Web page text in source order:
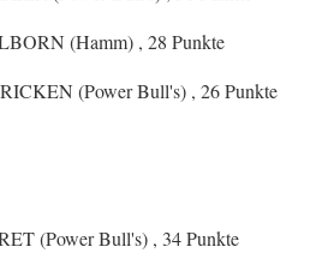
(Hamm) , 28 Punkte
(Power Bull's) , 26 Punkte
(Power Bull's) , 34 Punkte